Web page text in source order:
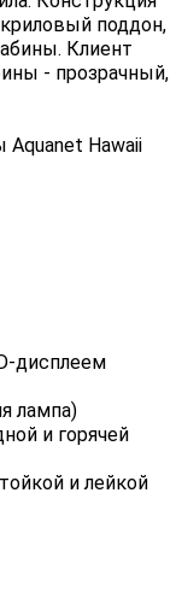
поддон,
Клиент
- прозрачный,
Hawaii
дисплеем
лампа)
и горячей
и лейкой